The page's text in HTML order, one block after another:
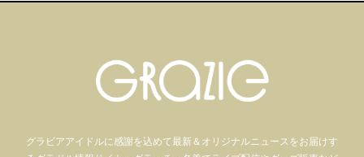
グラビアアイドルに感謝を込めて最新＆オリジナルニュースをお届けす